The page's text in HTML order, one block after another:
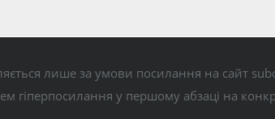
лише за умови посилання на сайт
гіперпосилання у першому абзаці на